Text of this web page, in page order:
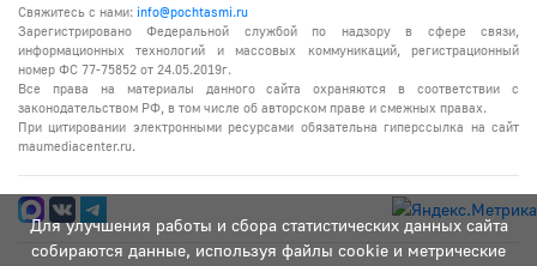
Для улучшения работы и сбора статистических данных сайта
собираются данные, используя файлы cookie и метрические
Свяжитесь с нами: info@pochtasmi.ru
Зарегистрировано Федеральной службой по надзору в сфере связи,
информационных технологий и массовых коммуникаций, регистрационный
номер ФС 77-75852 от 24.05.2019г.
Все права на материалы данного сайта охраняются в соответствии с
законодательством РФ, в том числе об авторском праве и смежных правах.
При цитировании электронными ресурсами обязательна гиперссылка на сайт
maumediacenter.ru.